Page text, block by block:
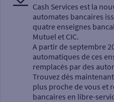
Sélectionnez votre
Un service
Cash Services est la
automates bancaires
quatre enseignes
Mutuel et CIC.
A partir de septembre
automatiques de ces
remplacés par des
Trouvez dès
plus proche de vous et
bancaires en libre-